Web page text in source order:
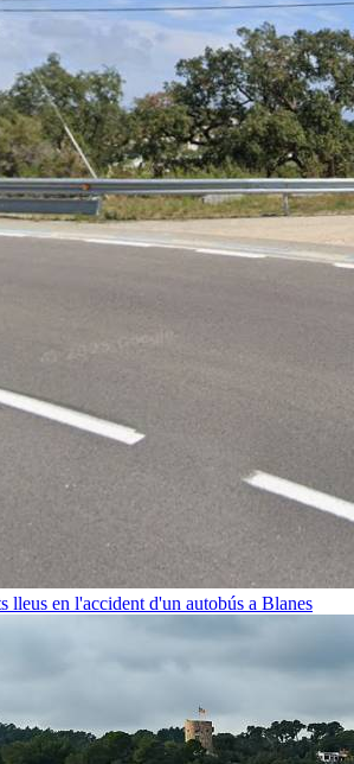
lleus en l'accident d'un autobús a Blanes